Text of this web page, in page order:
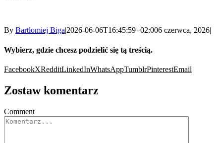
By Bartłomiej Biga|2026-06-06T16:45:59+02:006 czerwca, 2026|
Wybierz, gdzie chcesz podzielić się tą treścią.
FacebookXRedditLinkedInWhatsAppTumblrPinterestEmail
Zostaw komentarz
Comment